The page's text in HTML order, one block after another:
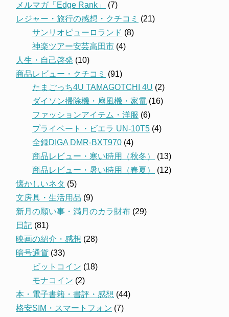
メルマガ「Edge Rank」
(7)
レジャー・旅行の感想・クチコミ (21)
サンリオピューロランド (8)
神楽ツアー安芸高田市 (4)
人生・自己啓発 (10)
商品レビュー・クチコミ (91)
たまごっち4U TAMAGOTCHI 4U (2)
ダイソン掃除機・扇風機・家電 (16)
ファッションアイテム・洋服 (6)
プライベート・ビエラ UN-10T5 (4)
全録DIGA DMR-BXT970 (4)
商品レビュー・寒い時用（秋冬）
(13)
商品レビュー・暑い時用（春夏）
(12)
懐かしいネタ (5)
文房具・生活用品 (9)
新月の願い事・満月のカラ財布 (29)
日記 (81)
映画の紹介・感想 (28)
暗号通貨 (33)
ビットコイン (18)
モナコイン (2)
本・電子書籍・書評・感想 (44)
格安SIM・スマートフォン (7)